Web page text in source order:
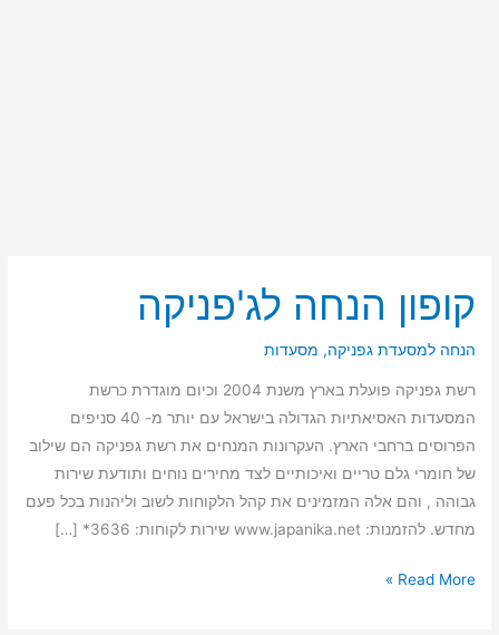
קופון הנחה לג'פניקה
הנחה למסעדת גפניקה, מסעדות
רשת גפניקה פועלת בארץ משנת 2004 וכיום מוגדרת כרשת
המסעדות האסיאתיות הגדולה בישראל עם יותר מ- 40 סניפים
הפרוסים ברחבי הארץ. העקרונות המנחים את רשת גפניקה הם שילוב
של חומרי גלם טריים ואיכותיים לצד מחירים נוחים ותודעת שירות
גבוהה , והם אלה המזמינים את קהל הלקוחות לשוב וליהנות בכל פעם
מחדש. להזמנות: www.japanika.net שירות לקוחות: 3636* […]
קופון
הנחה
לג'פניקה
Read More »